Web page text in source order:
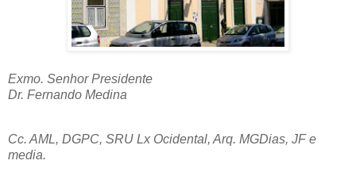
Exmo. Senhor Presidente
Dr. Fernando Medina
Cc. AML, DGPC, SRU Lx Ocidental, Arq. MGDias, JF e
media.